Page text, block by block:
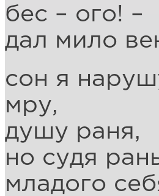
бес – ого! –
дал мило
сон я
мру,
душу раня,
но судя
младого